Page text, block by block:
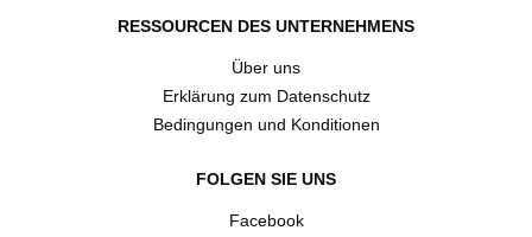
RESSOURCEN DES UNTERNEHMENS
Über uns
Erklärung zum Datenschutz
Bedingungen und Konditionen
FOLGEN SIE UNS
Facebook